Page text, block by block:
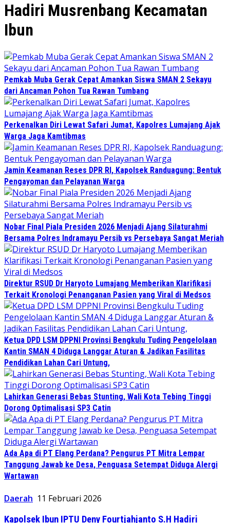
Hadiri Musrenbang Kecamatan
Ibun
Pemkab Muba Gerak Cepat Amankan Siswa SMAN 2 Sekayu
dari Ancaman Pohon Tua Rawan Tumbang
Perkenalkan Diri Lewat Safari Jumat, Kapolres Lumajang Ajak
Warga Jaga Kamtibmas
Jamin Keamanan Reses DPR RI, Kapolsek Randuagung: Bentuk
Pengayoman dan Pelayanan Warga
Nobar Final Piala Presiden 2026 Menjadi Ajang Silaturahmi
Bersama Polres Indramayu Persib vs Persebaya Sangat Meriah
Direktur RSUD Dr Haryoto Lumajang Memberikan Klarifikasi
Terkait Kronologi Penanganan Pasien yang Viral di Medsos
Ketua DPD LSM DPPNI Provinsi Bengkulu Tuding Pengelolaan
Kantin SMAN 4 Diduga Langgar Aturan & Jadikan Fasilitas
Pendidikan Lahan Cari Untung,
Lahirkan Generasi Bebas Stunting, Wali Kota Tebing Tinggi
Dorong Optimalisasi SP3 Catin
Ada Apa di PT Elang Perdana? Pengurus PT Mitra Lempar
Tanggung Jawab ke Desa, Penguasa Setempat Diduga Alergi
Wartawan
Daerah 11 Februari 2026
Kapolsek Ibun IPTU Deny Fourtjahjanto S.H Hadiri